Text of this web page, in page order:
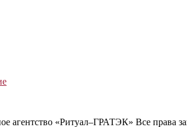
производства класса люкс
агентство «Ритуал–ГРАТЭК» Все права